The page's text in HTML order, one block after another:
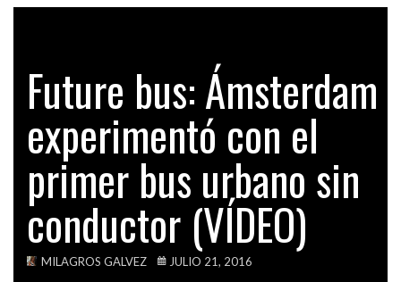
OPINIÓN
TECH
Future bus: Ámsterdam
experimentó con el
primer bus urbano sin
conductor (VÍDEO)
MILAGROS GALVEZ JULIO 21, 2016